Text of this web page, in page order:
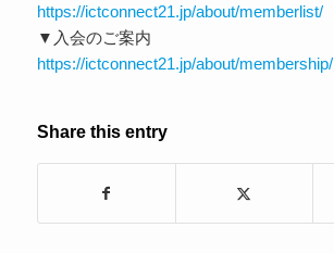
https://ictconnect21.jp/about/memberlist/
▼入会のご案内
https://ictconnect21.jp/about/membership/
Share this entry